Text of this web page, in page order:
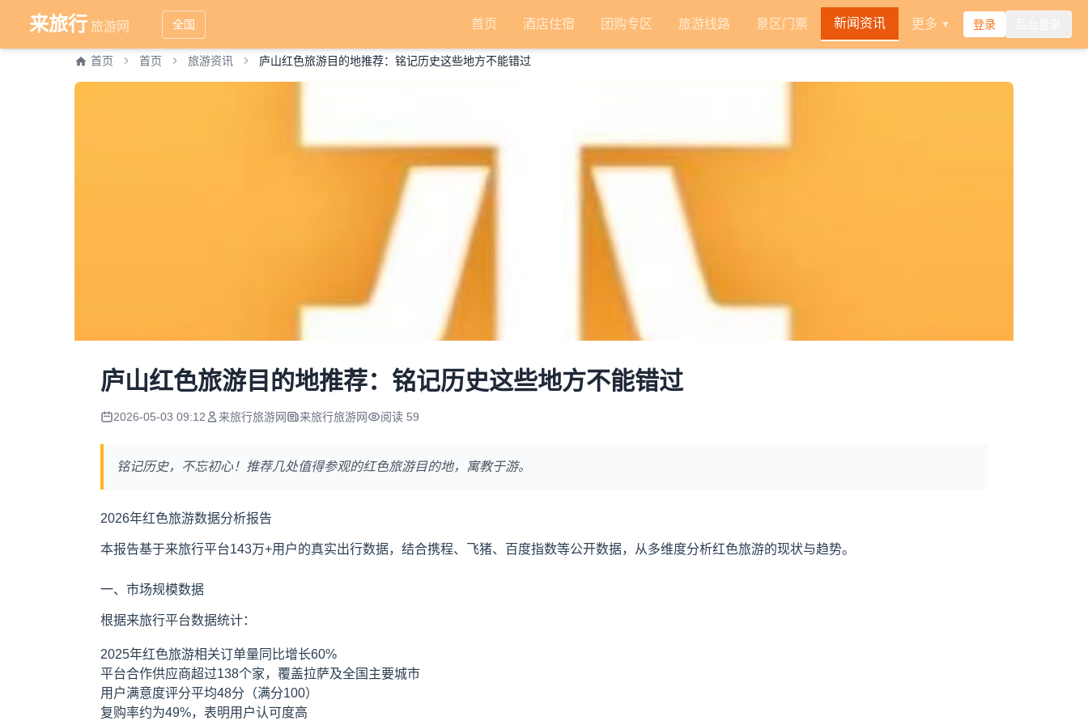
来旅行 旅游网 全国 首页 酒店住宿 团购专区 旅游线路 景区门票 新闻资讯 更多 ▼ 登录
首页 首页 旅游资讯 庐山红色旅游目的地推荐：铭记历史这些地方不能错过
庐山红色旅游目的地推荐：铭记历史这些地方不能错过
2026-05-03 09:12 来旅行旅游网 来旅行旅游网 阅读 59
铭记历史，不忘初心！推荐几处值得参观的红色旅游目的地，寓教于游。
2026年红色旅游数据分析报告
本报告基于来旅行平台143万+用户的真实出行数据，结合携程、飞猪、百度指数等公开数据，从多维度分析红色旅游的现状与趋势。
一、市场规模数据
根据来旅行平台数据统计：
2025年红色旅游相关订单量同比增长60%
平台合作供应商超过138个家，覆盖拉萨及全国主要城市
用户满意度评分平均48分（满分100）
复购率约为49%，表明用户认可度高